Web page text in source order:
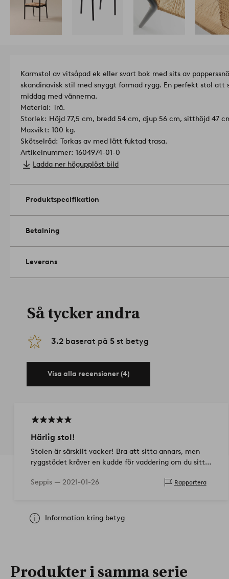
Karmstol av vitsåpad ek eller svart bok med sits av
skandinavisk stil med snyggt formad rygg. En perfekt stol
middag med vännerna.
Material: Trä.
Storlek: Höjd 77,5 cm, bredd 54 cm, djup 56 cm, sitthöjd 47
Maxvikt: 100 kg.
Skötselråd: Torkas av med lätt fuktad trasa.
Artikelnummer: 1604974-01-0
Ladda ner högupplöst bild
Produktspecifikation
Betalning
Leverans
Så tycker andra
3.2 baserat på 5 st betyg
Visa alla recensioner (4)
Härlig stol!
Stolen är särskilt vacker! Bra att sitta annars, men
ryggstödet kräver en kudde för vaddering om du sitter
med en fårskinnsskiva. Inte s…
Seppis — 2021-01-26 Rapportera
Information kring betyg
Produkter i samma serie